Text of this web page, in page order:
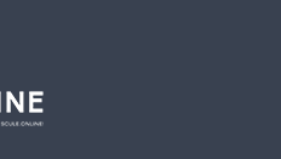
fișa produsului, verificați
apropiate. În acest